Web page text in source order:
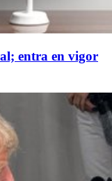
entra en vigor